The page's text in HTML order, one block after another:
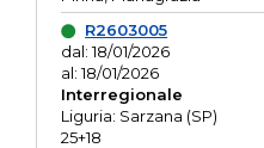
R2603005
dal: 18/01/2026
al: 18/01/2026
Interregionale
Liguria: Sarzana (SP)
25+18